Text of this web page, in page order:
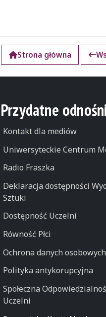
Strona główna
Przydatne
Kontakt dla mediów
Uniwersyteckie Centrum
Radio Fraszka
Deklaracja dostępności
Sztuki
Dostępność Uczelni
Równość Płci
Ochrona danych osobowych
Polityka antykorupcyjna
Społeczna
Uczelni